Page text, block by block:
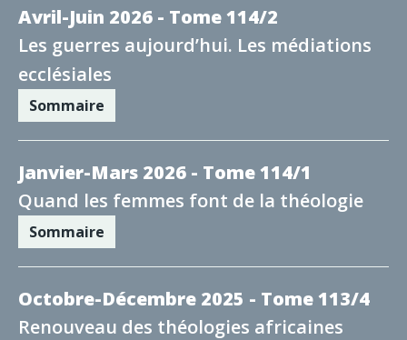
Avril-Juin 2026 - Tome 114/2
Les guerres aujourd’hui. Les médiations
ecclésiales
Sommaire
Janvier-Mars 2026 - Tome 114/1
Quand les femmes font de la théologie
Sommaire
Octobre-Décembre 2025 - Tome 113/4
Renouveau des théologies africaines